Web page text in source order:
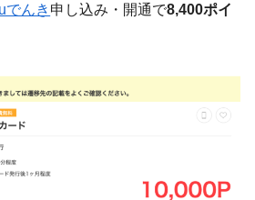
でんき 申し込み・開通で8,400ポイ